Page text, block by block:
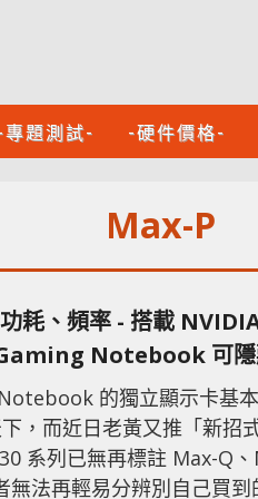
專題測試- -硬件價格-
Max-P
耗、頻率 - 搭載
Notebook 可
的獨立顯示卡基
，而近日老黃又推「新招
系列已無再標註 Max-Q
無法再輕易分辨別自己買